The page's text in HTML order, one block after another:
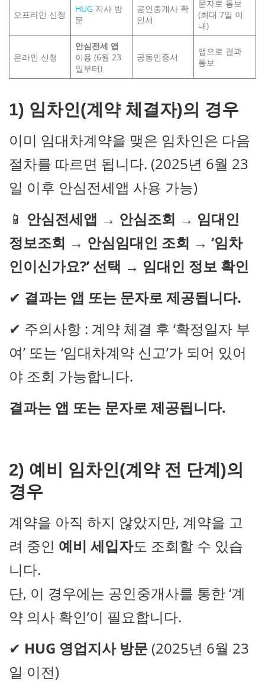
오프라인 신청
HUG 지사 방
문
공인중개사 확
인서
문자로 통보
(최대 7일 이
내)
온라인 신청
안심전세 앱
이용 (6월 23
일부터)
공동인증서
앱으로 결과
통보
1) 임차인(계약 체결자)의 경우
이미 임대차계약을 맺은 임차인은 다음
절차를 따르면 됩니다. (2025년 6월 23
일 이후 안심전세앱 사용 가능)
📱 안심전세앱 → 안심조회 → 임대인
정보조회 → 안심임대인 조회 → ‘임차
인이신가요?’ 선택 → 임대인 정보 확인
✔ 결과는 앱 또는 문자로 제공됩니다.
✔ 주의사항 : 계약 체결 후 ‘확정일자 부
여’ 또는 ‘임대차계약 신고’가 되어 있어
야 조회 가능합니다.
결과는 앱 또는 문자로 제공됩니다.
2) 예비 임차인(계약 전 단계)의
경우
계약을 아직 하지 않았지만, 계약을 고
려 중인 예비 세입자도 조회할 수 있습
니다.
단, 이 경우에는 공인중개사를 통한 ‘계
약 의사 확인’이 필요합니다.
✔ HUG 영업지사 방문 (2025년 6월 23
일 이전)